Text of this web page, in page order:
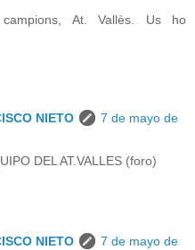
At. Vallès. Us ho
NIETO
7 de mayo de
DEL AT.VALLES (foro)
NIETO
7 de mayo de